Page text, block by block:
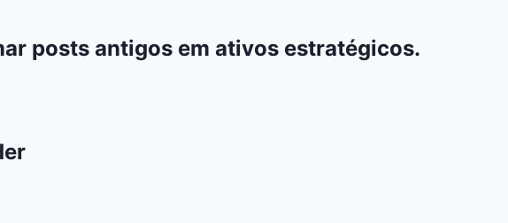
posts antigos em ativos estratégicos.